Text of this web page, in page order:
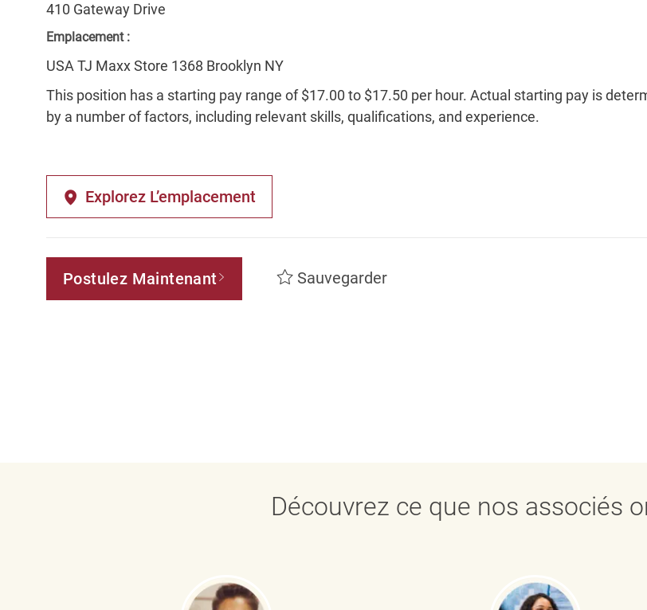
410 Gateway Drive
Emplacement :
USA TJ Maxx Store 1368 Brooklyn NY
This position has a starting pay range of $17.00 to $17.50 per hour. Actual starting pay is
by a number of factors, including relevant skills, qualifications, and experience.
Explorez L’emplacement
Postulez Maintenant Sauvegarder
Découvrez ce que nos associés